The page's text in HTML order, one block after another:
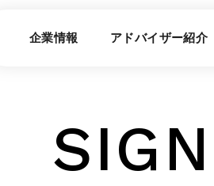
企業情報 アドバイザー紹介